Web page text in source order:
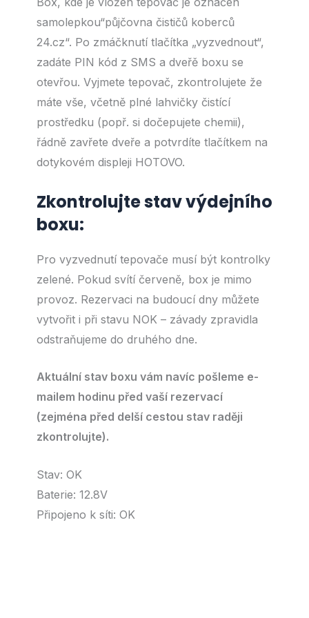
samolepkou“půjčovna čističů koberců
24.cz“. Po zmáčknutí tlačítka „vyzvednout“,
zadáte PIN kód z SMS a dveřě boxu se
otevřou. Vyjmete tepovač, zkontrolujete že
máte vše, včetně plné lahvičky čistící
prostředku (popř. si dočepujete chemii),
řádně zavřete dveře a potvrdíte tlačítkem na
dotykovém displeji HOTOVO.
Zkontrolujte stav výdejního
boxu:
Pro vyzvednutí tepovače musí být kontrolky
zelené. Pokud svítí červeně, box je mimo
provoz. Rezervaci na budoucí dny můžete
vytvořit i při stavu NOK – závady zpravidla
odstraňujeme do druhého dne.
Aktuální stav boxu vám navíc pošleme e-
mailem hodinu před vaší rezervací
(zejména před delší cestou stav raději
zkontrolujte).
Stav: OK
Baterie: 12.8V
Připojeno k síti: OK